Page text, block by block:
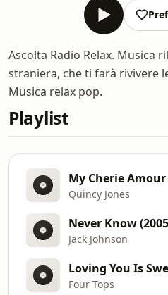
Ascolta Radio Relax. Musica
straniera, che ti farà rivivere
Musica relax pop.
Playlist
My Cherie Amour
Quincy Jones
Never Know
Jack Johnson
Four Tops